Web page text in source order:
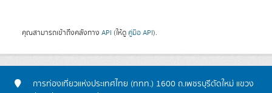
คุณสามารถเข้าถึงคลังทาง API (ให้ดู คู่มือ API).
การท่องเที่ยวแห่งประเทศไทย (ททท.) 1600 ถ.เพชรบุรีตัดใหม่ แขวง